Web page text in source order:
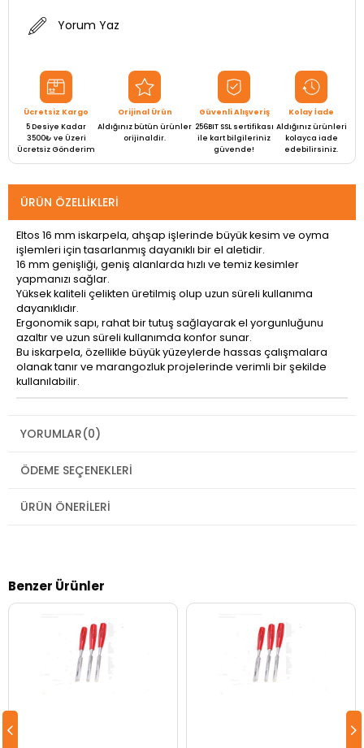
Yorum Yaz
Ücretsiz Kargo
5 Desiye Kadar
3500₺ ve Üzeri
Ücretsiz Gönderim
Orijinal Ürün
Aldığınız bütün ürünler
orijinaldir.
Güvenli Alışveriş
256BIT SSL sertifikası
ile kart bilgileriniz
güvende!
Kolay İade
Aldığınız ürünleri
kolayca iade
edebilirsiniz.
ÜRÜN ÖZELLIKLERI
Eltos 16 mm iskarpela, ahşap işlerinde büyük kesim ve oyma
işlemleri için tasarlanmış dayanıklı bir el aletidir.
16 mm genişliği, geniş alanlarda hızlı ve temiz kesimler
yapmanızı sağlar.
Yüksek kaliteli çelikten üretilmiş olup uzun süreli kullanıma
dayanıklıdır.
Ergonomik sapı, rahat bir tutuş sağlayarak el yorgunluğunu
azaltır ve uzun süreli kullanımda konfor sunar.
Bu iskarpela, özellikle büyük yüzeylerde hassas çalışmalara
olanak tanır ve marangozluk projelerinde verimli bir şekilde
kullanılabilir.
YORUMLAR(0)
ÖDEME SEÇENEKLERI
ÜRÜN ÖNERILERI
Benzer Ürünler